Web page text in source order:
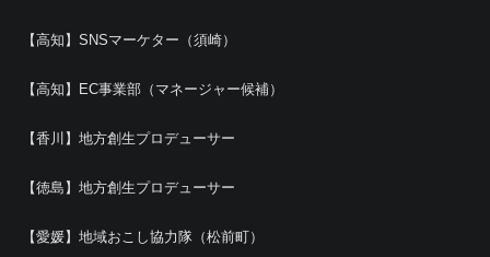
【高知】SNSマーケター（須崎）
【高知】EC事業部（マネージャー候補）
【香川】地方創生プロデューサー
【徳島】地方創生プロデューサー
【愛媛】地域おこし協力隊（松前町）